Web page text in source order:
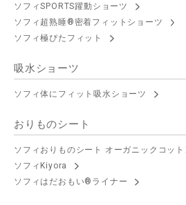
ソフィSPORTS躍動ショーツ
ソフィ超熟睡®密着フィットショーツ
ソフィ極ぴたフィット
吸水ショーツ
ソフィ体にフィット吸水ショーツ
おりものシート
ソフィおりものシート オーガニックコット
ソフィKiyora
ソフィはだおもい®ライナー